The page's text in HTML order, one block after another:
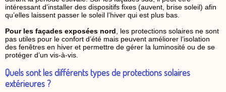
intéressant d’installer des dispositifs fixes (auvent, brise soleil) afin
qu’elles laissent passer le soleil l’hiver qui est plus bas.
Pour les façades exposées nord , les protections solaires ne sont
pas utiles pour le confort d’été mais peuvent améliorer l’isolation
des fenêtres en hiver et permettre de gérer la luminosité ou de se
protéger d’un vis-à-vis.
Quels sont les différents types de protections solaires
extérieures ?